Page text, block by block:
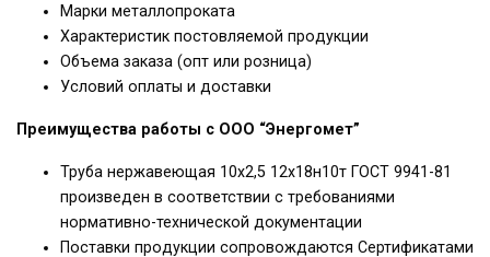
Марки металлопроката
Характеристик постовляемой продукции
Объема заказа (опт или розница)
Условий оплаты и доставки
Преимущества работы с ООО “Энергомет”
Труба нержавеющая 10х2,5 12х18н10т ГОСТ 9941-81
произведен в соответствии с требованиями
нормативно-технической документации
Поставки продукции сопровождаются Сертификатами